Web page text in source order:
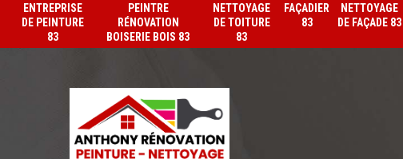
ENTREPRISE
DE PEINTURE
83
PEINTRE
RÉNOVATION
BOISERIE BOIS 83
NETTOYAGE
DE TOITURE
83
FAÇADIER
83
NETTOYAGE
DE FAÇADE 83